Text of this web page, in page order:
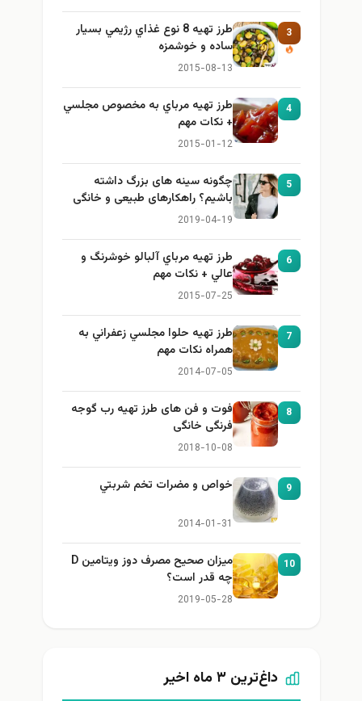
3
طرز تهيه 8 نوع غذاي رژيمي بسيار
ساده و خوشمزه
2015-08-13
4
طرز تهيه مرباي به مخصوص مجلسي
+ نكات مهم
2015-01-12
5
چگونه سینه های بزرگ داشته
باشیم؟ راهکارهای طبیعی و خانگی
برای بزرگ کردن سینه
2019-04-19
6
طرز تهيه مرباي آلبالو خوشرنگ و
عالي + نكات مهم
2015-07-25
7
طرز تهيه حلوا مجلسي زعفراني به
همراه نكات مهم
2014-07-05
8
فوت و فن های طرز تهیه رب گوجه
فرنگی خانگی
2018-10-08
9 خواص و مضرات تخم شربتي
2014-01-31
10
میزان صحیح مصرف دوز ویتامین D
چه قدر است؟
2019-05-28
داغ‌ترین ۳ ماه اخیر